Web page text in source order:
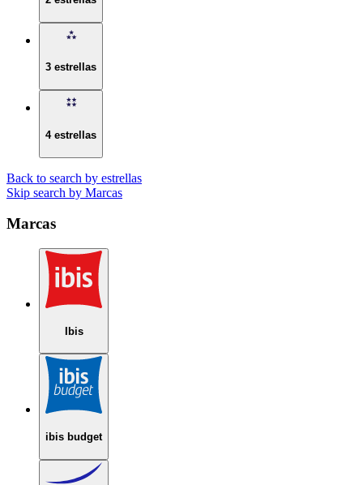
3 estrellas
4 estrellas
Back to search by estrellas
Skip search by Marcas
Marcas
Ibis
ibis budget